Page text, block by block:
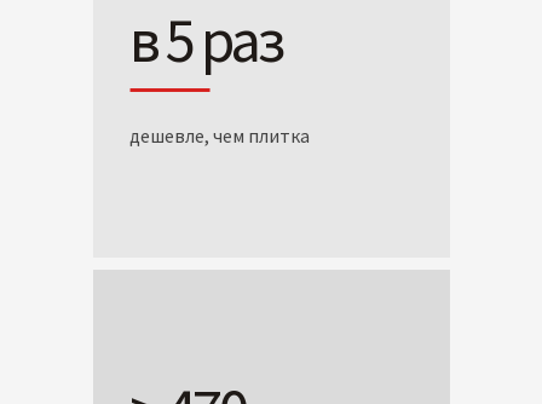
в 5 раз
дешевле, чем плитка